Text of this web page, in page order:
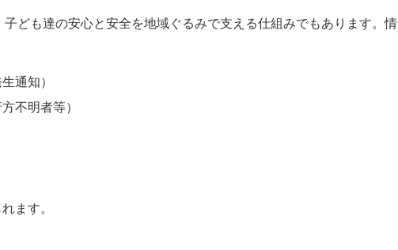
ども達の安心と安全を地域ぐるみで支える仕組みでもあります。情
通知）
不明者等）
ます。